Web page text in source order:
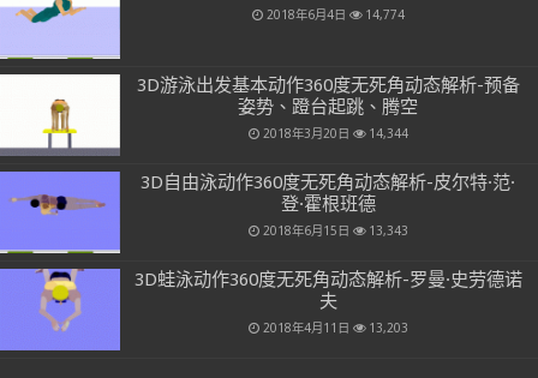
2018年6月4日 14,774
3D游泳出发基本动作360度无死角动态解析-预备
姿势、蹬台起跳、腾空
2018年3月20日 14,344
3D自由泳动作360度无死角动态解析-皮尔特·范·
登·霍根班德
2018年6月15日 13,343
3D蛙泳动作360度无死角动态解析-罗曼·史劳德诺
夫
2018年4月11日 13,203